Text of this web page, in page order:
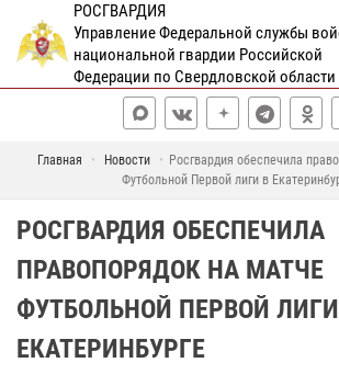
РОСГВАРДИЯ
Управление Федеральной службы
национальной гвардии Российской
Федерации по Свердловской области
Главная Новости
Росгвардия обеспечила
Футбольной Первой лиги в
РОСГВАРДИЯ ОБЕСПЕЧИЛА
ПРАВОПОРЯДОК НА МАТЧЕ
ФУТБОЛЬНОЙ ПЕРВОЙ
ЕКАТЕРИНБУРГЕ